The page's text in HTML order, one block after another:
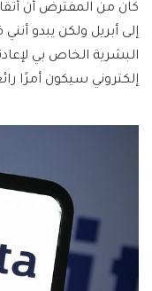
كان من المفترض أن
إلى أبريل ولكن يبدو
البشرية الخاص بي
إلكتروني سيكون أمرًا